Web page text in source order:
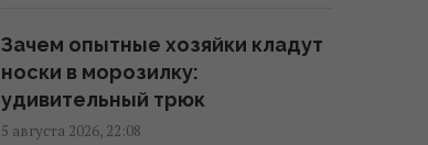
Что нельзя делать на три
Спаса: какие запреты
Зачем опытные хозяйки кладут
носки в морозилку:
удивительный трюк
5 августа 2026, 22:08